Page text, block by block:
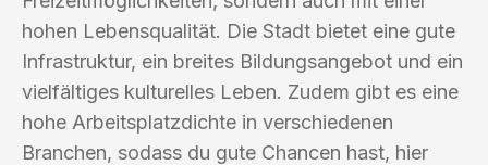
hohen Lebensqualität. Die Stadt bietet eine gute
Infrastruktur, ein breites Bildungsangebot und ein
vielfältiges kulturelles Leben. Zudem gibt es eine
hohe Arbeitsplatzdichte in verschiedenen
Branchen, sodass du gute Chancen hast, hier